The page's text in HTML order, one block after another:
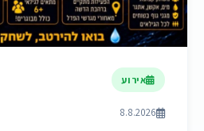
אירוע
8.8.2026